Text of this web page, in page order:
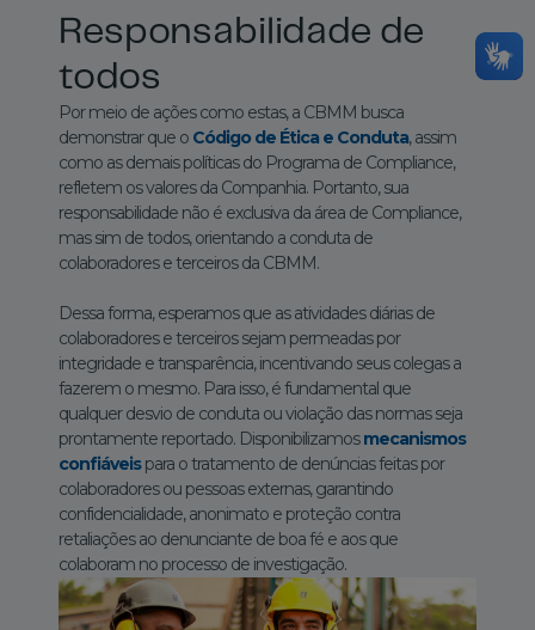
Responsabilidade de
todos
Por meio de ações como estas, a CBMM busca
demonstrar que o Código de Ética e Conduta, assim
como as demais políticas do Programa de Compliance,
refletem os valores da Companhia. Portanto, sua
responsabilidade não é exclusiva da área de Compliance,
mas sim de todos, orientando a conduta de
colaboradores e terceiros da CBMM.
Dessa forma, esperamos que as atividades diárias de
colaboradores e terceiros sejam permeadas por
integridade e transparência, incentivando seus colegas a
fazerem o mesmo. Para isso, é fundamental que
qualquer desvio de conduta ou violação das normas seja
prontamente reportado. Disponibilizamosmecanismos
confiáveispara o tratamento de denúncias feitas por
colaboradores ou pessoas externas, garantindo
confidencialidade, anonimato e proteção contra
retaliações ao denunciante de boa fé e aos que
colaboram no processo de investigação.